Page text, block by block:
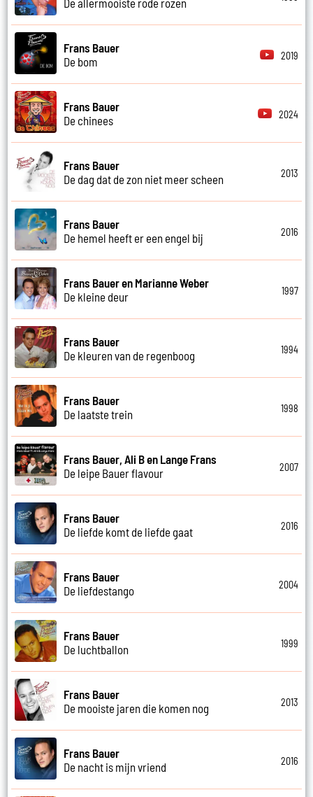
Frans Bauer
De bom
2019
Frans Bauer
De chinees
2024
Frans Bauer
De dag dat de zon niet meer scheen
2013
Frans Bauer
De hemel heeft er een engel bij
2016
Frans Bauer en Marianne Weber
De kleine deur
1997
Frans Bauer
De kleuren van de regenboog
1994
Frans Bauer
De laatste trein
1998
Frans Bauer, Ali B en Lange Frans
De leipe Bauer flavour
2007
Frans Bauer
De liefde komt de liefde gaat
2016
Frans Bauer
De liefdestango
2004
Frans Bauer
De luchtballon
1999
Frans Bauer
De mooiste jaren die komen nog
2013
Frans Bauer
De nacht is mijn vriend
2016